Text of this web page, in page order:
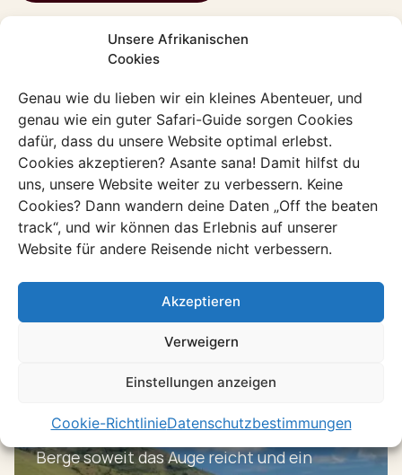
Unsere Afrikanischen
Cookies
Genau wie du lieben wir ein kleines Abenteuer, und
genau wie ein guter Safari-Guide sorgen Cookies
dafür, dass du unsere Website optimal erlebst.
Cookies akzeptieren? Asante sana! Damit hilfst du
uns, unsere Website weiter zu verbessern. Keine
Cookies? Dann wandern deine Daten „Off the beaten
track“, und wir können das Erlebnis auf unserer
Website für andere Reisende nicht verbessern.
Akzeptieren
Verweigern
Einstellungen anzeigen
Cookie-RichtlinieDatenschutzbestimmungen
Berggorillas in den
Virunga-Bergen
Tauche ein in den Dschungel und begib
dich auf die Spur der größten Affenart
der Welt.
Entdecke dieses Erlebnis
Lake Kivu
Berge soweit das Auge reicht und ein